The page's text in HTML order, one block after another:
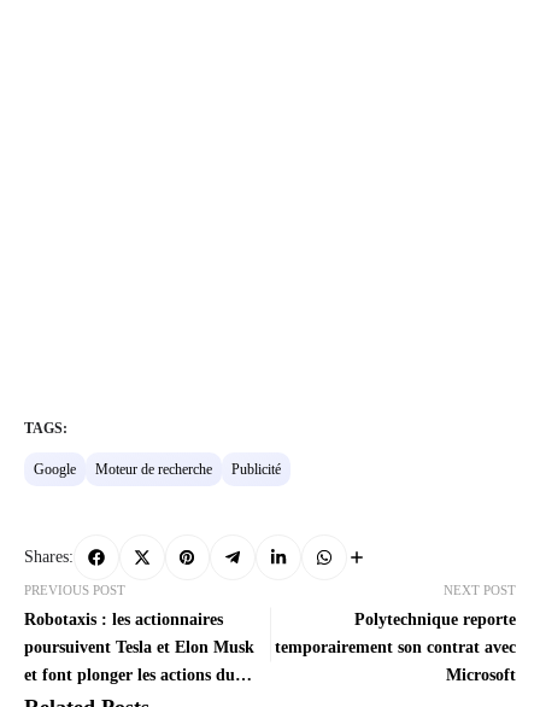
TAGS:
Google Moteur de recherche Publicité
Shares:
PREVIOUS POST
Robotaxis : les actionnaires
poursuivent Tesla et Elon Musk
et font plonger les actions du
groupe
NEXT POST
Polytechnique reporte
temporairement son contrat avec
Microsoft